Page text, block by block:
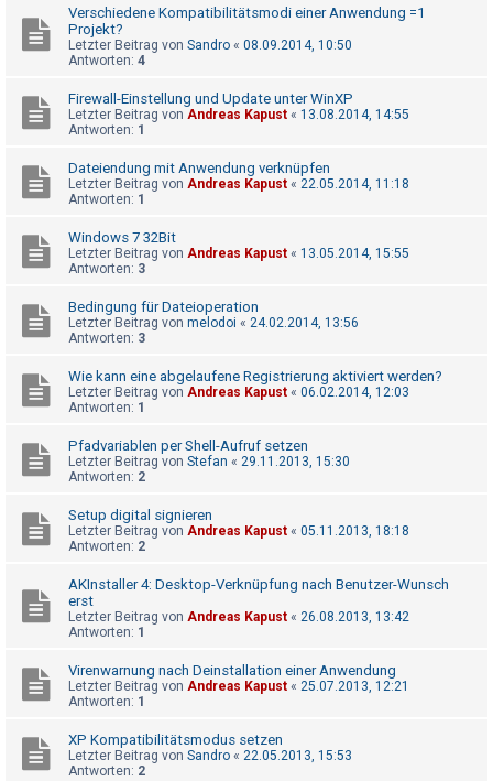
F
A
Verschiedene Kompatibilitätsmodi einer Anwendung =1
Projekt?
Letzter Beitrag von Sandro « 08.09.2014, 10:50
Antworten: 4
Firewall-Einstellung und Update unter WinXP
Letzter Beitrag von Andreas Kapust « 13.08.2014, 14:55
Antworten: 1
Dateiendung mit Anwendung verknüpfen
Letzter Beitrag von Andreas Kapust « 22.05.2014, 11:18
Antworten: 1
Windows 7 32Bit
Letzter Beitrag von Andreas Kapust « 13.05.2014, 15:55
Antworten: 3
Bedingung für Dateioperation
Letzter Beitrag von melodoi « 24.02.2014, 13:56
Antworten: 3
Wie kann eine abgelaufene Registrierung aktiviert werden?
Letzter Beitrag von Andreas Kapust « 06.02.2014, 12:03
Antworten: 1
Pfadvariablen per Shell-Aufruf setzen
Letzter Beitrag von Stefan « 29.11.2013, 15:30
Antworten: 2
Setup digital signieren
Letzter Beitrag von Andreas Kapust « 05.11.2013, 18:18
Antworten: 2
AKInstaller 4: Desktop-Verknüpfung nach Benutzer-Wunsch
erst
Letzter Beitrag von Andreas Kapust « 26.08.2013, 13:42
Antworten: 1
Virenwarnung nach Deinstallation einer Anwendung
Letzter Beitrag von Andreas Kapust « 25.07.2013, 12:21
Antworten: 1
XP Kompatibilitätsmodus setzen
Letzter Beitrag von Sandro « 22.05.2013, 15:53
Antworten: 2